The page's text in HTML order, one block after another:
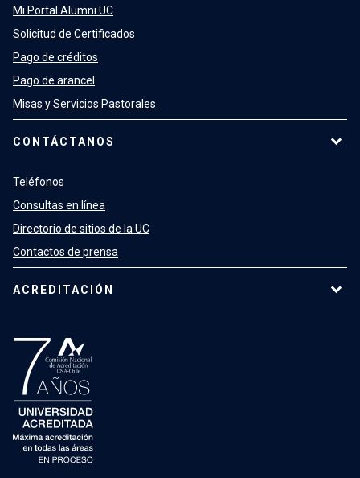
Mi Portal Alumni UC
Solicitud de Certificados
Pago de créditos
Pago de arancel
Misas y Servicios Pastorales
CONTÁCTANOS
Teléfonos
Consultas en línea
Directorio de sitios de la UC
Contactos de prensa
ACREDITACIÓN